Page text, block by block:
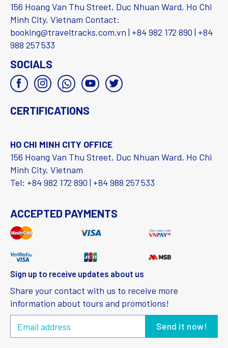
156 Hoang Van Thu Street, Duc Nhuan Ward, Ho Chi
Minh City, Vietnam Contact:
booking@traveltracks.com.vn | +84 982 172 890 | +84
988 257 533
SOCIALS
CERTIFICATIONS
HO CHI MINH CITY OFFICE
156 Hoang Van Thu Street, Duc Nhuan Ward, Ho Chi
Minh City, Vietnam
Tel: +84 982 172 890 | +84 988 257 533
ACCEPTED PAYMENTS
Sign up to receive updates about us
Share your contact with us to receive more
information about tours and promotions!